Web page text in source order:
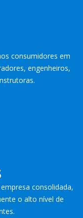
consumidores em
engenheiros,
consolidada,
o alto nível de